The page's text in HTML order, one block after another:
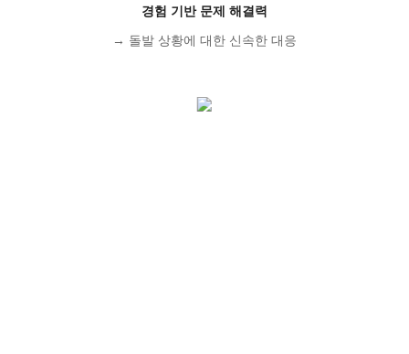
경험 기반 문제 해결력
→ 돌발 상황에 대한 신속한 대응